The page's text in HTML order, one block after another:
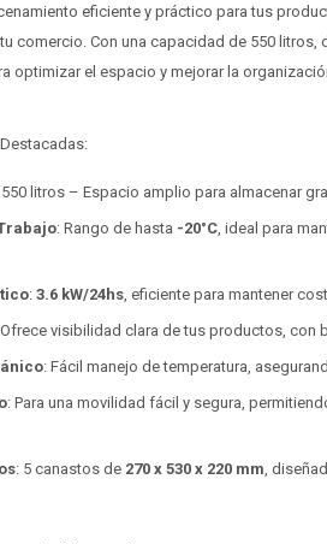
eficiente y práctico para tus
comercio. Con una capacidad de 550
optimizar el espacio y mejorar la
550 litros – Espacio amplio para almacenar
: Rango de hasta -20°C , ideal para
: 3.6 kW/24hs , eficiente para mantener
Ofrece visibilidad clara de tus productos, con
: Fácil manejo de temperatura,
: Para una movilidad fácil y segura,
: 5 canastos de 270 x 530 x 220 mm ,